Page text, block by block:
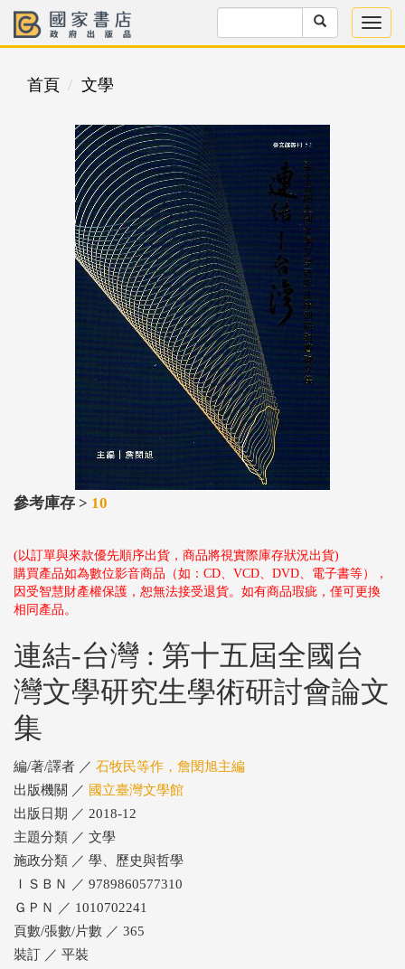
首頁 文學
參考庫存 > 10
(以訂單與來款優先順序出貨，商品將視實際庫存狀況出貨)
購買產品如為數位影音商品（如：CD、VCD、DVD、電子書等），
因受智慧財產權保護，恕無法接受退貨。如有商品瑕疵，僅可更換
相同產品。
連結-台灣 : 第十五屆全國台
灣文學研究生學術研討會論文
集
編/著/譯者 ／ 石牧民等作，詹閔旭主編
出版機關 ／ 國立臺灣文學館
出版日期 ／ 2018-12
主題分類 ／ 文學
施政分類 ／ 學、歷史與哲學
ＩＳＢＮ ／ 9789860577310
ＧＰＮ ／ 1010702241
頁數/張數/片數 ／ 365
裝訂 ／ 平裝